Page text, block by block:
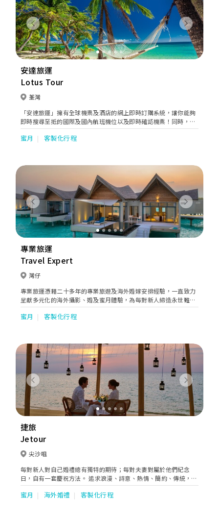
Previous Next
安達旅運
Lotus Tour
荃灣
「安達旅運」擁有全球機票及酒店的網上即時訂購系統，讓你能夠
即時搜尋至抵的國際及國內航班機位以及即時確認機票！同時，我
們亦提供全球酒店即時訂購系統，讓你只需簡易步驟進行即時付款
及確認服務！另外，我們與各大航空公司、各地酒店集團以及旅遊
【菁英郵輪】香港及澳門之總代理！
蜜月 客製化行程
Previous Next
專業旅運
Travel Expert
灣仔
專業旅運憑藉二十多年的專業旅遊及海外婚嫁安排經驗，一直致力
呈獻多元化的海外攝影、婚及蜜月體驗，為每對新人締造永世難忘
的甜蜜回憶！除緊貼潮流不繼搜羅世界各地特色教堂及景點，更提
供一站式的貼心服務，包括攝影服務及機票酒店預訂等，另設有度
蜜月 客製化行程
Previous Next
捷旅
Jetour
尖沙咀
每對新人對自己婚禮總有獨特的期待；每對夫妻對屬於他們紀念
日，自有一套慶祝方法。 追求浪漫、詩意、熱情、簡約、傳統，還
是靈性，您倆的婚旅絕不應受到地域的限制。 憑著超過40年的專
業和豐富的旅遊策劃經驗，捷旅能為您們在遠至唯美雪國的芬蘭、
蜜月 海外婚禮 客製化行程